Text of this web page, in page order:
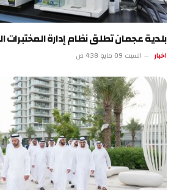
بلدية عجمان تطلق نظام إدارة المختبرات
اخبار السبت 09 مايو 4:38 ص